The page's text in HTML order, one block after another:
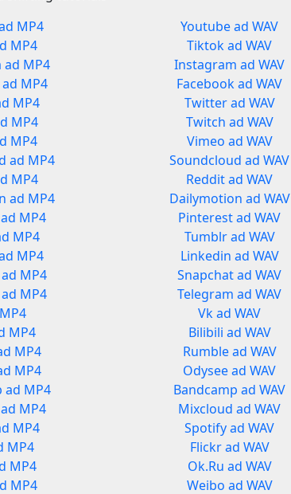
MP4
MP4
MP4
MP4
MP4
MP4
MP4
ad MP4
MP4
ad MP4
MP4
MP4
MP4
MP4
MP4
MP4
MP4
MP4
ad MP4
MP4
MP4
MP4
MP4
MP4
Youtube ad WAV
Tiktok ad WAV
Instagram ad WAV
Facebook ad WAV
Twitter ad WAV
Twitch ad WAV
Vimeo ad WAV
Soundcloud ad WAV
Reddit ad WAV
Dailymotion ad WAV
Pinterest ad WAV
Tumblr ad WAV
Linkedin ad WAV
Snapchat ad WAV
Telegram ad WAV
Vk ad WAV
Bilibili ad WAV
Rumble ad WAV
Odysee ad WAV
Bandcamp ad WAV
Mixcloud ad WAV
Spotify ad WAV
Flickr ad WAV
Ok.Ru ad WAV
Weibo ad WAV